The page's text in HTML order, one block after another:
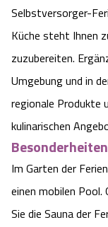
Selbstversorger-
Küche steht Ihnen
zuzubereiten.
Umgebung und in
regionale Produkte
kulinarischen
Besonderheiten
Im Garten der
einen mobilen Pool.
Sie die Sauna der